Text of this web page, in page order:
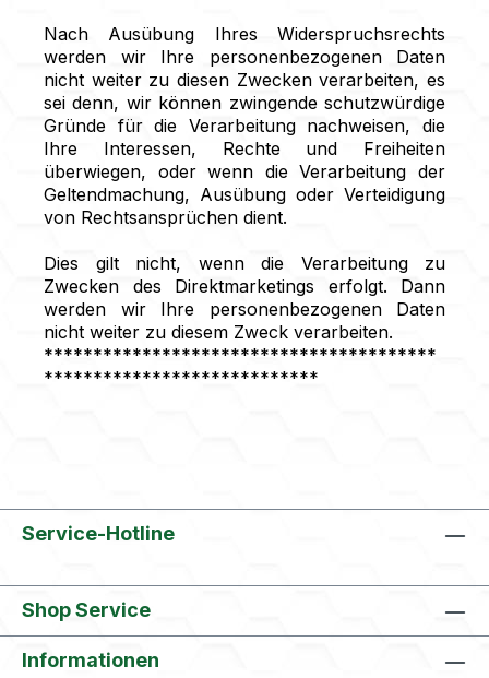
Nach Ausübung Ihres Widerspruchsrechts
werden wir Ihre personenbezogenen Daten
nicht weiter zu diesen Zwecken verarbeiten, es
sei denn, wir können zwingende schutzwürdige
Gründe für die Verarbeitung nachweisen, die
Ihre Interessen, Rechte und Freiheiten
überwiegen, oder wenn die Verarbeitung der
Geltendmachung, Ausübung oder Verteidigung
von Rechtsansprüchen dient.
Dies gilt nicht, wenn die Verarbeitung zu
Zwecken des Direktmarketings erfolgt. Dann
werden wir Ihre personenbezogenen Daten
nicht weiter zu diesem Zweck verarbeiten.
****************************************
****************************
Service-Hotline
Shop Service
Informationen